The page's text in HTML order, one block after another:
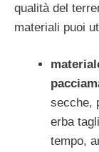
qualità del
materiali puoi
secche,
erba
tempo,